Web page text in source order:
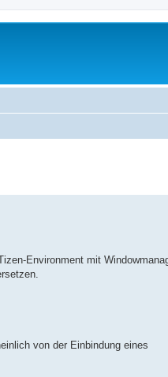
Environment mit
von der Einbindung eines